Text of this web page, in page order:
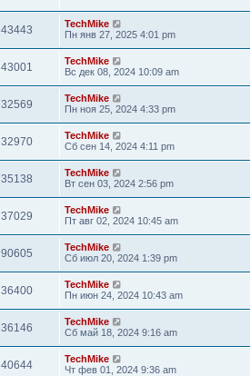
43443
TechMike
Пн янв 27, 2025 4:01 pm
43001
TechMike
Вс дек 08, 2024 10:09 am
32569
TechMike
Пн ноя 25, 2024 4:33 pm
32970
TechMike
Сб сен 14, 2024 4:11 pm
35138
TechMike
Вт сен 03, 2024 2:56 pm
37029
TechMike
Пт авг 02, 2024 10:45 am
90605
TechMike
Сб июл 20, 2024 1:39 pm
36400
TechMike
Пн июн 24, 2024 10:43 am
36146
TechMike
Сб май 18, 2024 9:16 am
40644
TechMike
Чт фев 01, 2024 9:36 am